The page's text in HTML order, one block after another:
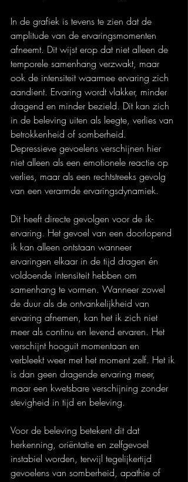
In de grafiek is tevens te zien dat de
amplitude van de ervaringsmomenten
afneemt. Dit wijst erop dat niet alleen de
temporele samenhang verzwakt, maar
ook de intensiteit waarmee ervaring zich
aandient. Ervaring wordt vlakker, minder
dragend en minder bezield. Dit kan zich
in de beleving uiten als leegte, verlies van
betrokkenheid of somberheid.
Depressieve gevoelens verschijnen hier
niet alleen als een emotionele reactie op
verlies, maar als een rechtstreeks gevolg
van een verarmde ervaringsdynamiek.
Dit heeft directe gevolgen voor de ik-
ervaring. Het gevoel van een doorlopend
ik kan alleen ontstaan wanneer
ervaringen elkaar in de tijd dragen én
voldoende intensiteit hebben om
samenhang te vormen. Wanneer zowel
de duur als de ontvankelijkheid van
ervaring afnemen, kan het ik zich niet
meer als continu en levend ervaren. Het
verschijnt hooguit momentaan en
verbleekt weer met het moment zelf. Het ik
is dan geen dragende ervaring meer,
maar een kwetsbare verschijning zonder
stevigheid in tijd en beleving.
Voor de beleving betekent dit dat
herkenning, oriëntatie en zelfgevoel
instabiel worden, terwijl tegelijkertijd
gevoelens van somberheid, apathie of